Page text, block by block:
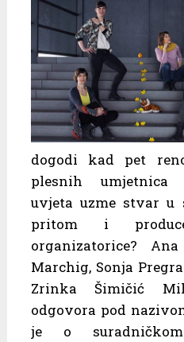
dogodi kad pet
plesnih umjetnica
uvjeta uzme stvar u
pritom i
organizatorice?
Marchig, Sonja
Zrinka Šimičić
odgovora pod
je o